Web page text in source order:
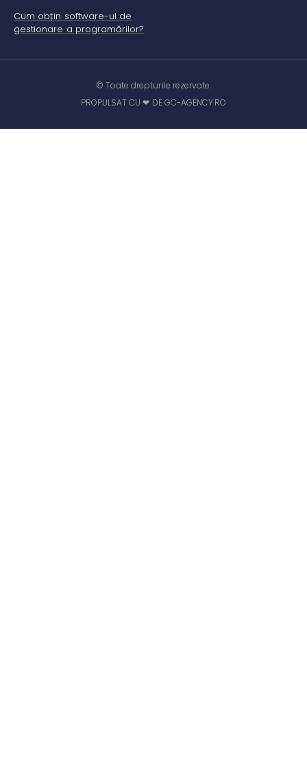
Cum obțin software-ul de
gestionare a programărilor?
© Toate drepturile rezervate.
PROPULSAT CU ❤ DE GC-AGENCY.RO